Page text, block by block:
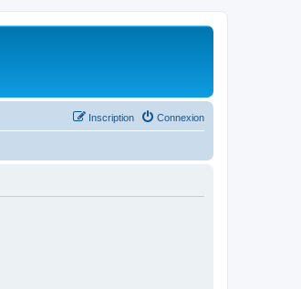
Connexion
Inscription